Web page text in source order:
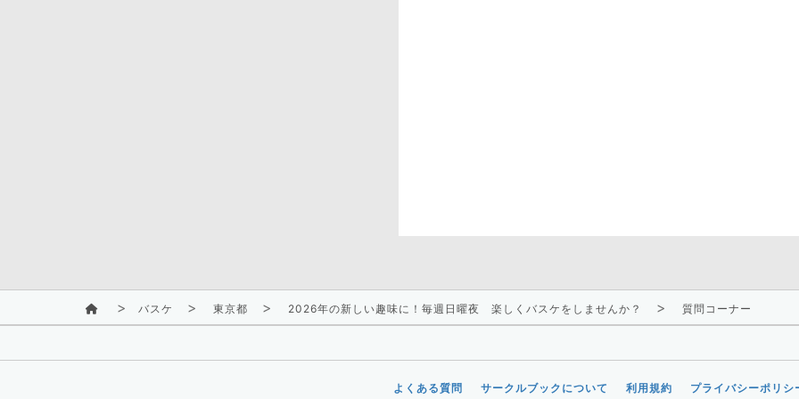
バスケ 東京都 2026年の新しい趣味に！毎週日曜夜 楽しくバスケをしませんか？ 質問コーナー
よくある質問 サークルブックについて 利用規約 プライバシーポリシ